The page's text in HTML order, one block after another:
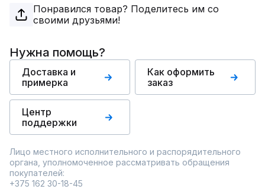
Понравился товар? Поделитесь им со
своими друзьями!
Нужна помощь?
Доставка и
примерка
Как оформить
заказ
Центр
поддержки
Лицо местного исполнительного и распорядительного
органа, уполномоченное рассматривать обращения
покупателей:
+375 162 30-18-45